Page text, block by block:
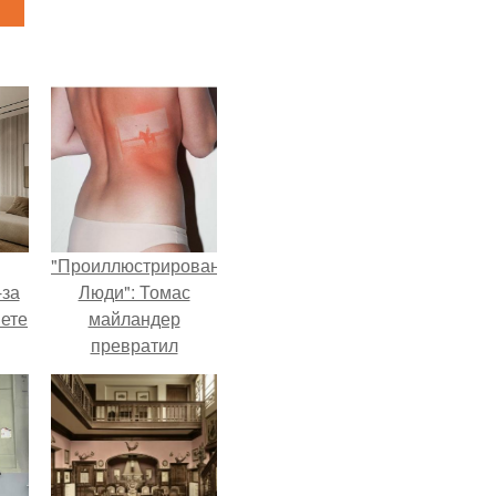
"Проиллюстрированные
Люди": Томас
майландер
превратил
солнечные ожоги в
арт - объект.